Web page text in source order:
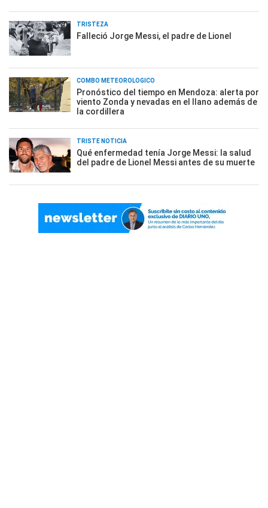
TRISTEZA
Falleció Jorge Messi, el padre de Lionel
COMBO METEOROLÓGICO
Pronóstico del tiempo en Mendoza: alerta por
viento Zonda y nevadas en el llano además de
la cordillera
TRISTE NOTICIA
Qué enfermedad tenía Jorge Messi: la salud
del padre de Lionel Messi antes de su muerte